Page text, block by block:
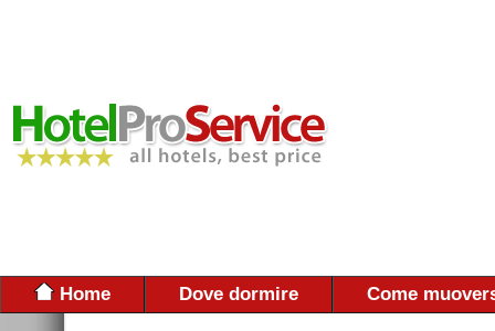
Home Dove dormire Come